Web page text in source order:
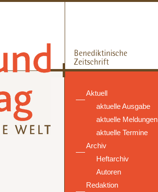
Aktuell
aktuelle Ausgabe
aktuelle Meldungen
aktuelle Termine
Archiv
Heftarchiv
Autoren
Redaktion